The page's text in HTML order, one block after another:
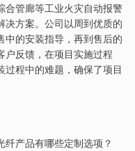
合管廊等工业火灾自动报警
决方案。公司以周到优质的
中的安装指导，再到售后的
户反馈，在项目实施过程
程中的难题，确保了项目
产品有哪些定制选项？